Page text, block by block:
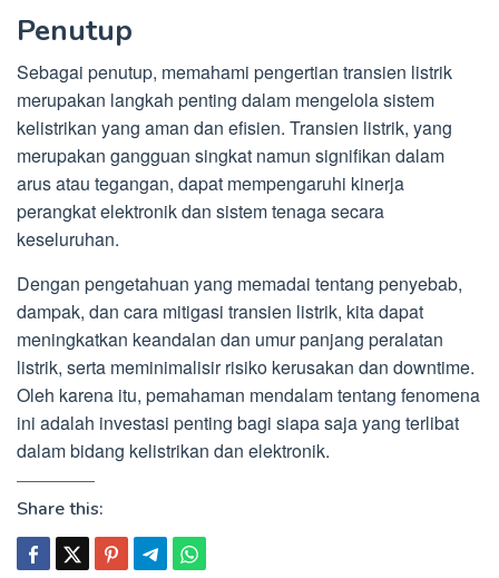
Penutup
Sebagai penutup, memahami pengertian transien listrik
merupakan langkah penting dalam mengelola sistem
kelistrikan yang aman dan efisien. Transien listrik, yang
merupakan gangguan singkat namun signifikan dalam
arus atau tegangan, dapat mempengaruhi kinerja
perangkat elektronik dan sistem tenaga secara
keseluruhan.
Dengan pengetahuan yang memadai tentang penyebab,
dampak, dan cara mitigasi transien listrik, kita dapat
meningkatkan keandalan dan umur panjang peralatan
listrik, serta meminimalisir risiko kerusakan dan downtime.
Oleh karena itu, pemahaman mendalam tentang fenomena
ini adalah investasi penting bagi siapa saja yang terlibat
dalam bidang kelistrikan dan elektronik.
Share this: